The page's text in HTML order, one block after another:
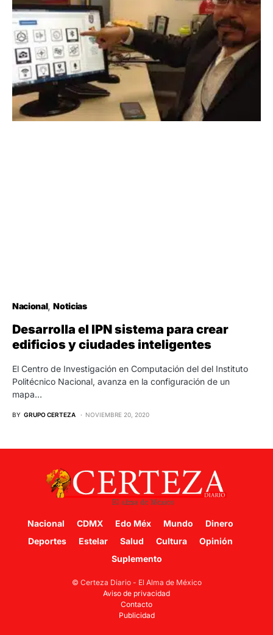
Nacional Noticias
Desarrolla el IPN sistema para crear
edificios y ciudades inteligentes
El Centro de Investigación en Computación del del Instituto
Politécnico Nacional, avanza en la configuración de un
mapa…
BY GRUPO CERTEZA NOVIEMBRE 20, 2020
Nacional CDMX Edo Méx Mundo
Dinero
Deportes
Estelar Salud Cultura
Opinión
Suplemento
© Certeza Diario - El Alma de México
Aviso de privacidad
Contacto
Publicidad